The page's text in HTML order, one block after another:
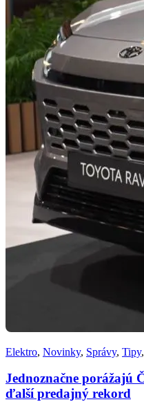
Elektro, Novinky, Správy, Tipy,
Jednoznačne porážajú
ďalší predajný rekord